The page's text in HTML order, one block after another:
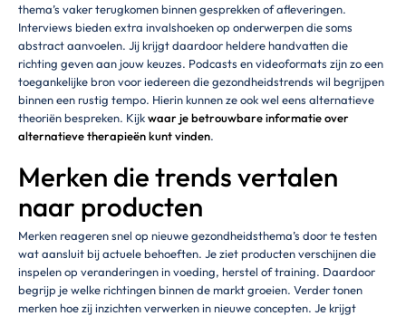
thema’s vaker terugkomen binnen gesprekken of afleveringen.
Interviews bieden extra invalshoeken op onderwerpen die soms
abstract aanvoelen. Jij krijgt daardoor heldere handvatten die
richting geven aan jouw keuzes. Podcasts en videoformats zijn zo een
toegankelijke bron voor iedereen die gezondheidstrends wil begrijpen
binnen een rustig tempo. Hierin kunnen ze ook wel eens alternatieve
theoriën bespreken. Kijkwaar je betrouwbare informatie over
alternatieve therapieën kunt vinden.
Merken die trends vertalen
naar producten
Merken reageren snel op nieuwe gezondheidsthema’s door te testen
wat aansluit bij actuele behoeften. Je ziet producten verschijnen die
inspelen op veranderingen in voeding, herstel of training. Daardoor
begrijp je welke richtingen binnen de markt groeien. Verder tonen
merken hoe zij inzichten verwerken in nieuwe concepten. Je krijgt